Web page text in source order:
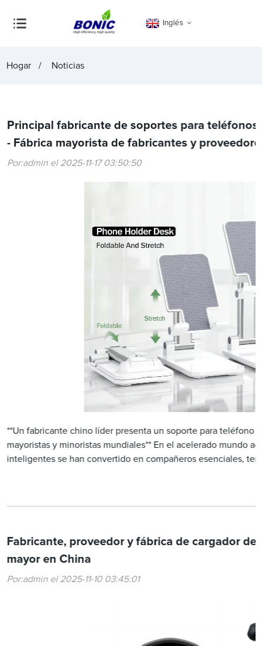
Inglés
Hogar Noticias
Principal fabricante de soportes para
- Fábrica mayorista de fabricantes y
Por:admin el 2025-11-17 03:50:50
**Un fabricante chino líder presenta un soporte para teléfono
mayoristas y minoristas mundiales** En el acelerado mundo
inteligentes se han convertido en compañeros esenciales,
Fabricante, proveedor y fábrica de cargador
mayor en China
Por:admin el 2025-11-10 03:45:01